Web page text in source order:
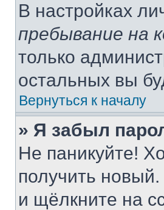
В настройках
пребывание на
только
остальных вы
Вернуться к началу
» Я забыл
Не паникуйте!
получить
и щёлкните на